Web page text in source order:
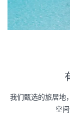
我们甄选的旅居地
空